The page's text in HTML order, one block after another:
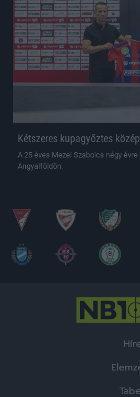
Kétszeres kupagyőztes
A 25 éves Mezei Szabolcs négy
Angyalföldön.